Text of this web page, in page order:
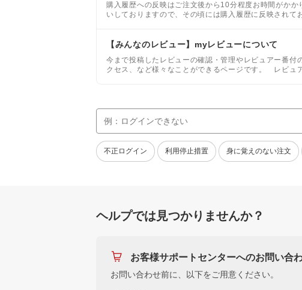
購入履歴への反映はご注文後から10分程度お時間がか
いしておりますので、その頃には購入履歴に反映され
【みんなのレビュー】myレビューについて
今まで投稿したレビューの確認・管理やレビュアー番
クセス、など様々なことができるページです。 レビ
不正ログイン 利用停止措置 身に覚えのない注文
ヘルプでは見つかりませんか？
お客様サポートセンターへのお問い合
お問い合わせ前に、以下をご用意ください。